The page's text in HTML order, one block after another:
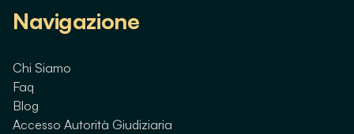
Navigazione
Chi Siamo
Faq
Blog
Accesso Autorità Giudiziaria